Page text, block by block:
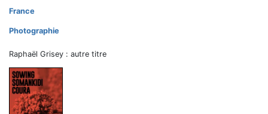
France
Photographie
Raphaël Grisey : autre titre